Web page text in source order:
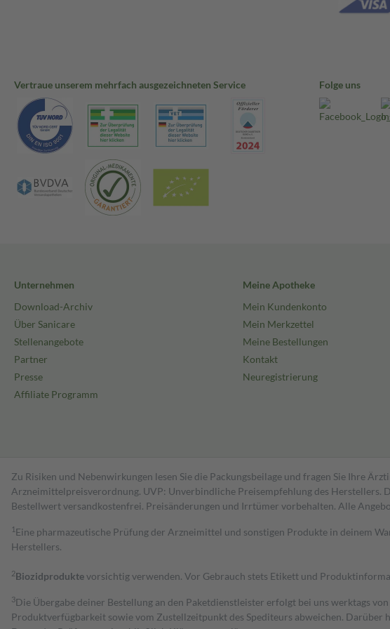
Ansprechpartner: Dietmar Wolz
Tel: +49 831 5226611
E-Mail: info@bahnhof-apotheke.de
Impressum: https://www.bahnhof-apotheke.de/impressum#c
Vertraue unserem mehrfach ausgezeichneten Service Folge uns
Unternehmen
Download-Archiv
Über Sanicare
Stellenangebote
Partner
Presse
Affiliate Programm
Meine Apotheke
Mein Kundenkonto
Mein Merkzettel
Meine Bestellungen
Kontakt
Neuregistrierung
Zu Risiken und Nebenwirkungen lesen Sie die Packungsbeilage und fragen Sie Ihre
Arzneimittelpreisverordnung. UVP: Unverbindliche Preisempfehlung des Herstellers.
Bestell­wert versand­kosten­frei. Preisänderungen und Irrtümer vorbehalten. Alle
1 Eine pharmazeutische Prüfung der Arzneimittel und sonstigen Produkte in deinem
Herstellers.
2Biozidproduktevorsichtig verwenden. Vor Gebrauch stets Etikett und
3Die Übergabe deiner Bestellung an den Paketdienstleister erfolgt bei uns werktags
Produktverfügbarkeit sowie vom Zustellzeitpunkt des Spediteurs abweichen.